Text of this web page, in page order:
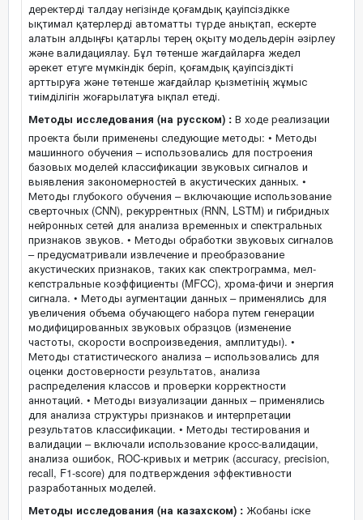
деректерді талдау негізінде қоғамдық қауіпсіздікке
ықтимал қатерлерді автоматты түрде анықтап, ескерте
алатын алдыңғы қатарлы терең оқыту модельдерін әзірлеу
және валидациялау. Бұл төтенше жағдайларға жедел
әрекет етуге мүмкіндік беріп, қоғамдық қауіпсіздікті
арттыруға және төтенше жағдайлар қызметінің жұмыс
тиімділігін жоғарылатуға ықпал етеді.
Методы исследования (на русском) : В ходе реализации
проекта были применены следующие методы: • Методы
машинного обучения – использовались для построения
базовых моделей классификации звуковых сигналов и
выявления закономерностей в акустических данных. •
Методы глубокого обучения – включающие использование
сверточных (CNN), рекуррентных (RNN, LSTM) и гибридных
нейронных сетей для анализа временных и спектральных
признаков звуков. • Методы обработки звуковых сигналов
– предусматривали извлечение и преобразование
акустических признаков, таких как спектрограмма, мел-
кепстральные коэффициенты (MFCC), хрома-фичи и энергия
сигнала. • Методы аугментации данных – применялись для
увеличения объема обучающего набора путем генерации
модифицированных звуковых образцов (изменение
частоты, скорости воспроизведения, амплитуды). •
Методы статистического анализа – использовались для
оценки достоверности результатов, анализа
распределения классов и проверки корректности
аннотаций. • Методы визуализации данных – применялись
для анализа структуры признаков и интерпретации
результатов классификации. • Методы тестирования и
валидации – включали использование кросс-валидации,
анализа ошибок, ROC-кривых и метрик (accuracy, precision,
recall, F1-score) для подтверждения эффективности
разработанных моделей.
Методы исследования (на казахском) : Жобаны іске